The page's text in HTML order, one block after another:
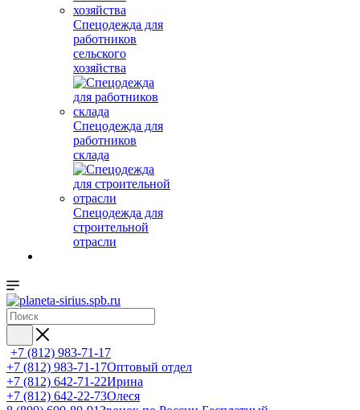
Спецодежда для
работников
сельского
хозяйства
Спецодежда для
работников
склада
Спецодежда для
строительной
отрасли
+7 (812) 983-71-17
+7 (812) 983-71-17Оптовый отдел
+7 (812) 642-71-22Ирина
+7 (812) 642-22-73Олеся